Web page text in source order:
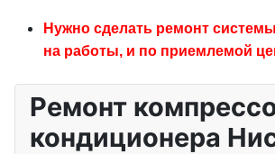
Нужно сделать ремонт
на работы, и по приемлемой
Ремонт
кондиционера